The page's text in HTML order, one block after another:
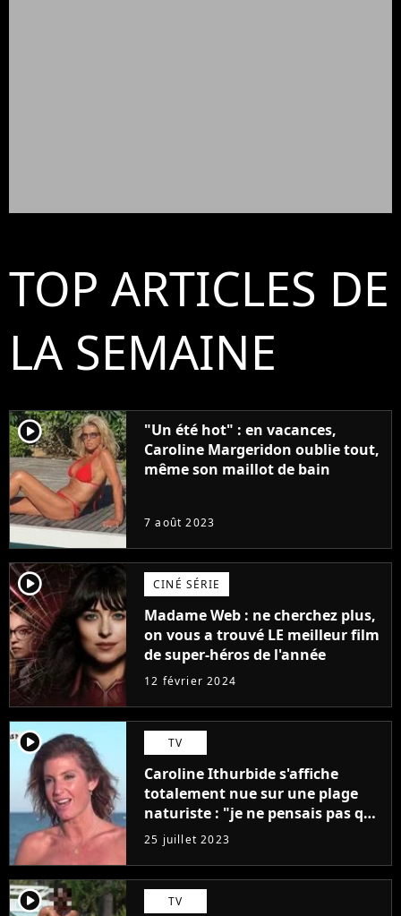
TOP ARTICLES DE
LA SEMAINE
player2
"Un été hot" : en vacances,
Caroline Margeridon oublie tout,
même son maillot de bain
7 août 2023
player2 CINÉ SÉRIE
Madame Web : ne cherchez plus,
on vous a trouvé LE meilleur film
de super-héros de l'année
12 février 2024
player2 TV
Caroline Ithurbide s'affiche
totalement nue sur une plage
naturiste : "je ne pensais pas que
j'arriverais à le faire..."
25 juillet 2023
player2 TV